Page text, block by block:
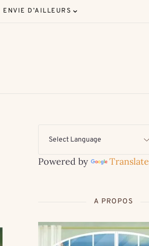
ENVIE D’AILLEURS
Powered by Translate
A PROPOS